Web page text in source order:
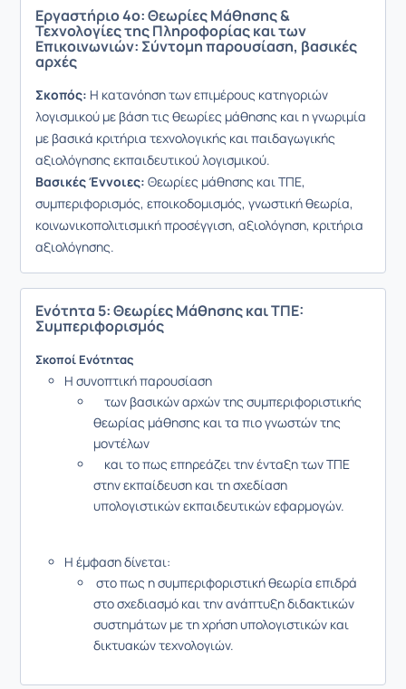
Εργαστήριο 4ο: Θεωρίες Μάθησης &
Τεχνολογίες της Πληροφορίας και των
Επικοινωνιών: Σύντομη παρουσίαση, βασικές
αρχές
Σκοπός: Η κατανόηση των επιμέρους κατηγοριών
λογισμικού με βάση τις θεωρίες μάθησης και η γνωριμία
με βασικά κριτήρια τεχνολογικής και παιδαγωγικής
αξιολόγησης εκπαιδευτικού λογισμικού.
Βασικές Έννοιες: Θεωρίες μάθησης και ΤΠΕ,
συμπεριφορισμός, εποικοδομισμός, γνωστική θεωρία,
κοινωνικοπολιτισμική προσέγγιση, αξιολόγηση, κριτήρια
αξιολόγησης.
Ενότητα 5: Θεωρίες Μάθησης και ΤΠΕ:
Συμπεριφορισμός
Σκοποί Ενότητας
Η συνοπτική παρουσίαση
των βασικών αρχών της συμπεριφοριστικής
θεωρίας μάθησης και τα πιο γνωστών της
μοντέλων
και το πως επηρεάζει την ένταξη των ΤΠΕ
στην εκπαίδευση και τη σχεδίαση
υπολογιστικών εκπαιδευτικών εφαρμογών.
Η έμφαση δίνεται:
στο πως η συμπεριφοριστική θεωρία επιδρά
στο σχεδιασμό και την ανάπτυξη διδακτικών
συστημάτων με τη χρήση υπολογιστικών και
δικτυακών τεχνολογιών.